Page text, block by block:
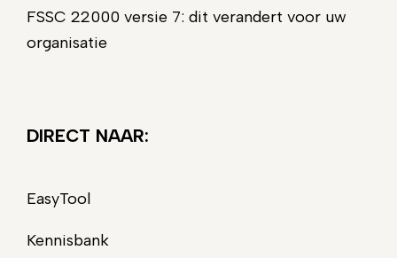
FSSC 22000 versie 7: dit verandert voor uw
organisatie
DIRECT NAAR:
EasyTool
Kennisbank